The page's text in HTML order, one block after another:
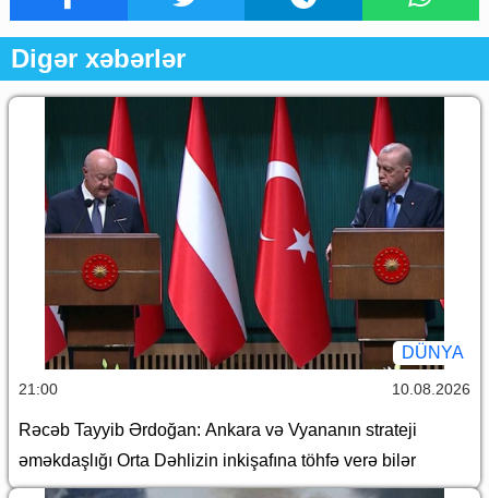
Digər xəbərlər
DÜNYA
21:00 10.08.2026
Rəcəb Tayyib Ərdoğan: Ankara və Vyananın strateji
əməkdaşlığı Orta Dəhlizin inkişafına töhfə verə bilər